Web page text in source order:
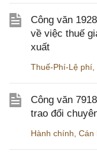
Công văn
về việc thuế
xuất
Thuế-Phí-Lệ phí
Công văn
trao đổi
Hành chính Cán